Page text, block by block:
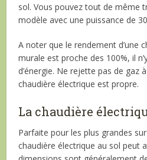
sol. Vous pouvez tout de même
modèle avec une puissance de
A noter que le rendement d’une
murale est proche des 100%, il
d’énergie. Ne rejette pas de gaz
chaudière électrique est propre.
La chaudière
Parfaite pour les plus grandes
chaudière électrique au sol peut